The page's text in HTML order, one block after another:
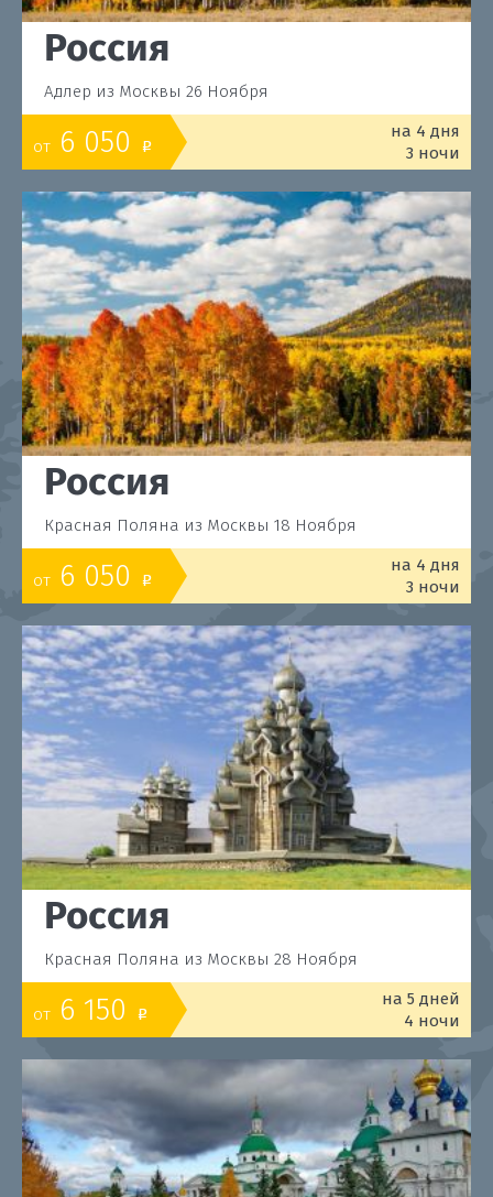
Россия
Адлер из Москвы 26 Ноября
от 6 050 o
на 4 дня
3 ночи
Россия
Красная Поляна из Москвы 18 Ноября
от 6 050 o
на 4 дня
3 ночи
Россия
Красная Поляна из Москвы 28 Ноября
от 6 150 o
на 5 дней
4 ночи